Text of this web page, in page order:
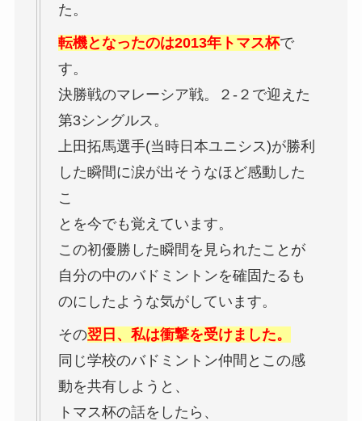
た。
転機となったのは2013年トマス杯で
す。
決勝戦のマレーシア戦。２-２で迎えた
第3シングルス。
上田拓馬選手(当時日本ユニシス)が勝利
した瞬間に涙が出そうなほど感動した
こ
とを今でも覚えています。
この初優勝した瞬間を見られたことが
自分の中のバドミントンを確固たるも
のにしたような気がしています。
その翌日、私は衝撃を受けました。
同じ学校のバドミントン仲間とこの感
動を共有しようと、
トマス杯の話をしたら、